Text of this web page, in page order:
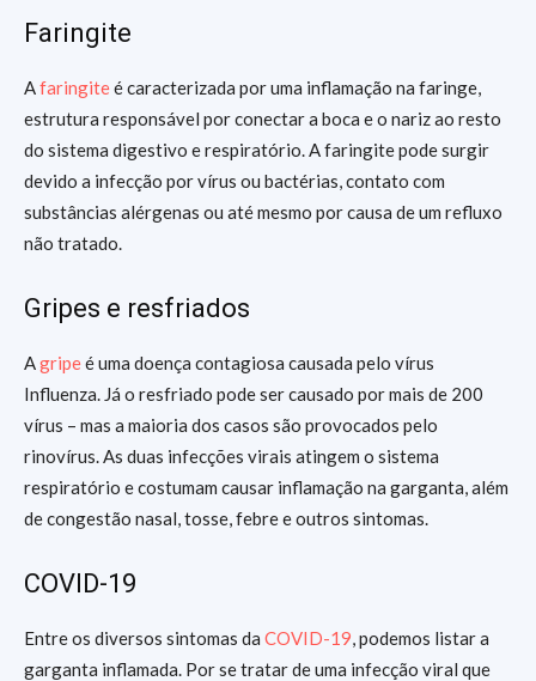
Faringite
Afaringiteé caracterizada por uma inflamação na faringe,
estrutura responsável por conectar a boca e o nariz ao resto
do sistema digestivo e respiratório. A faringite pode surgir
devido a infecção por vírus ou bactérias, contato com
substâncias alérgenas ou até mesmo por causa de um refluxo
não tratado.
Gripes e resfriados
Agripeé uma doença contagiosa causada pelo vírus
Influenza. Já o resfriado pode ser causado por mais de 200
vírus – mas a maioria dos casos são provocados pelo
rinovírus. As duas infecções virais atingem o sistema
respiratório e costumam causar inflamação na garganta, além
de congestão nasal, tosse, febre e outros sintomas.
COVID-19
Entre os diversos sintomas da COVID-19, podemos listar a
garganta inflamada. Por se tratar de uma infecção viral que